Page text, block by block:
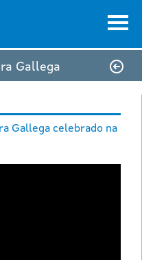
Gallega
Gallega celebrado na